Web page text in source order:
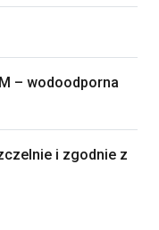
– wodoodporna
i zgodnie z